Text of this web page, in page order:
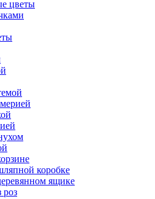
цветы
коробке
ящике
роз